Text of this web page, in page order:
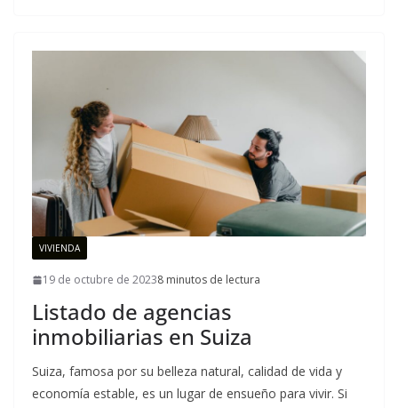
VIVIENDA
19 de octubre de 20238 minutos de lectura
Listado de agencias
inmobiliarias en Suiza
Suiza, famosa por su belleza natural, calidad de vida y
economía estable, es un lugar de ensueño para vivir. Si